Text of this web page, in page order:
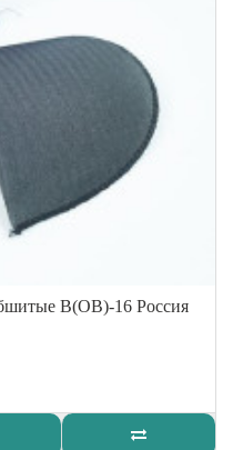
В(ОВ)-16 Россия